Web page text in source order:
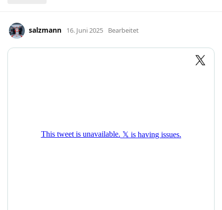
salzmann 16. Juni 2025 Bearbeitet